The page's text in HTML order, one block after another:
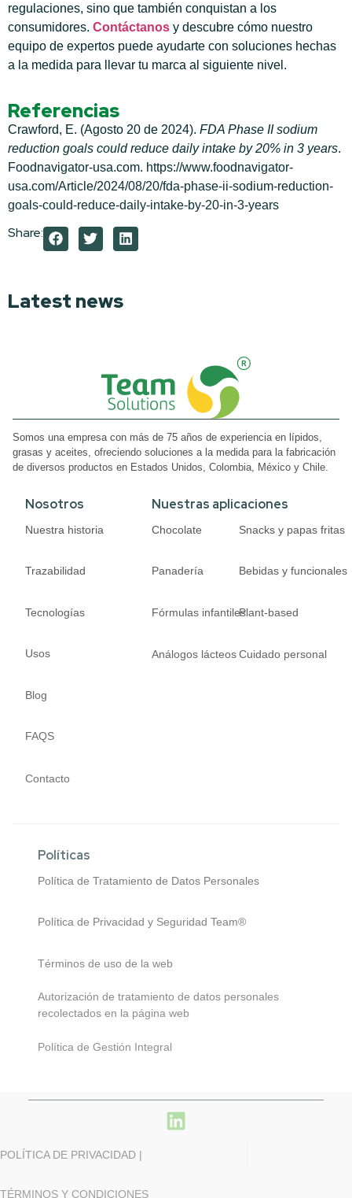
regulaciones, sino que también conquistan a los
consumidores. Contáctanos y descubre cómo nuestro
equipo de expertos puede ayudarte con soluciones hechas
a la medida para llevar tu marca al siguiente nivel.
Referencias
Crawford, E. (Agosto 20 de 2024). FDA Phase II sodium
reduction goals could reduce daily intake by 20% in 3 years.
Foodnavigator-usa.com. https://www.foodnavigator-
usa.com/Article/2024/08/20/fda-phase-ii-sodium-reduction-
goals-could-reduce-daily-intake-by-20-in-3-years
Share:
Latest news
Somos una empresa con más de 75 años de experiencia en lípidos,
grasas y aceites, ofreciendo soluciones a la medida para la fabricación
de diversos productos en Estados Unidos, Colombia, México y Chile.
Nosotros
Nuestra historia
Trazabilidad
Tecnologías
Usos
Blog
FAQS
Contacto
Nuestras aplicaciones
Chocolate
Panadería
Fórmulas infantiles
Análogos lácteos
Snacks y papas fritas
Bebidas y funcionales
Plant-based
Cuidado personal
Políticas
Política de Tratamiento de Datos Personales
Política de Privacidad y Seguridad Team®
Términos de uso de la web
Autorización de tratamiento de datos personales
recolectados en la página web
Política de Gestión Integral
POLÍTICA DE PRIVACIDAD |
TÉRMINOS Y CONDICIONES